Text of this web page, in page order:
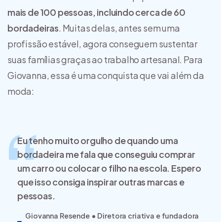
mais de 100 pessoas, incluindo cerca de 60
bordadeiras. Muitas delas, antes sem uma
profissão estável, agora conseguem sustentar
suas famílias graças ao trabalho artesanal. Para
Giovanna, essa é uma conquista que vai além da
moda:
Eu tenho muito orgulho de quando uma
bordadeira me fala que conseguiu comprar
um carro ou colocar o filho na escola. Espero
que isso consiga inspirar outras marcas e
pessoas.
Giovanna Resende • Diretora criativa e fundadora